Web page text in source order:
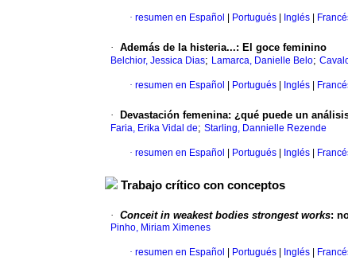
· resumen en Español Portugués Inglés
· Además de la histeria...: El goce feminino
Belchior, Jessica Dias; Lamarca, Danielle Belo;
· resumen en Español Portugués Inglés
· Devastación femenina: ¿qué puede un
Faria, Erika Vidal de; Starling, Dannielle Rezende
· resumen en Español Portugués Inglés
Trabajo crítico con conceptos
· Conceit in weakest bodies strongest works:
Pinho, Miriam Ximenes
· resumen en Español Portugués Inglés